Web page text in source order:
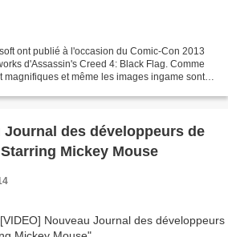
ont publié à l'occasion du Comic-Con 2013
d'Assassin's Creed 4: Black Flag. Comme
magnifiques et même les images ingame sont
Journal des développeurs de
Mickey Mouse